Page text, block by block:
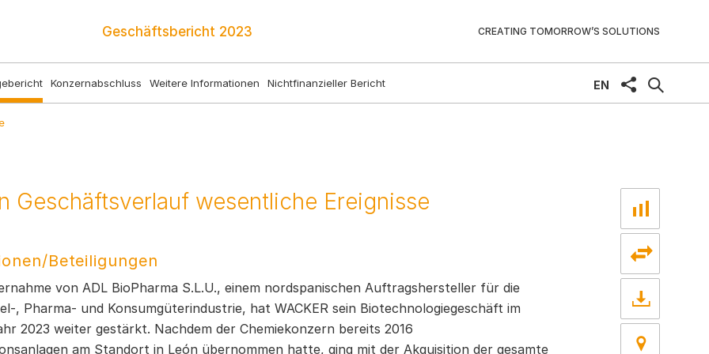
Geschäftsbericht 2023 CREATING TOMORROW’S SOLUTIONS
EN share
Konzernabschluss Weitere Informationen Nichtfinanzieller Bericht
Geschäftsverlauf wesentliche Ereignisse
Beteiligungen
von ADL BioPharma S.L.U., einem nordspanischen Auftragshersteller für die
, Pharma- und Konsumgüterindustrie, hat WACKER sein Biotechnologiegeschäft im
2023 weiter gestärkt. Nachdem der Chemiekonzern bereits 2016
am Standort in León übernommen hatte, ging mit der Akquisition der gesamte